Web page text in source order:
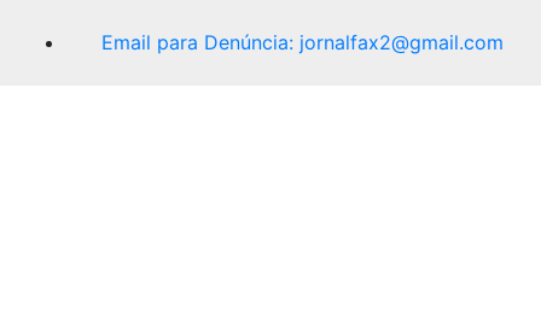
Email para Denúncia: jornalfax2@gmail.com